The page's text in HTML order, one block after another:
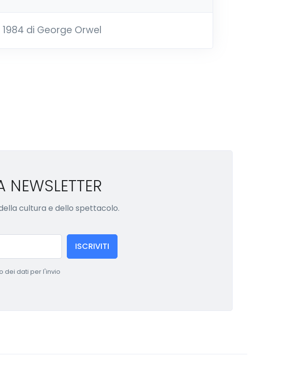
di George Orwel
cultura e dello spettacolo.
ISCRIVITI
dei dati per l'invio